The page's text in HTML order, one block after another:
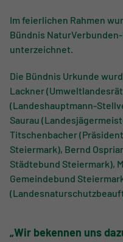
Im feierlichen Rahmen
Bündnis
unterzeichnet.
Die Bündnis Urkunde
Lackner
(Landeshauptmann-
Saurau
Titschenbacher
Steiermark), Bernd
Städtebund Steiermark),
Gemeindebund
„Wir bekennen uns